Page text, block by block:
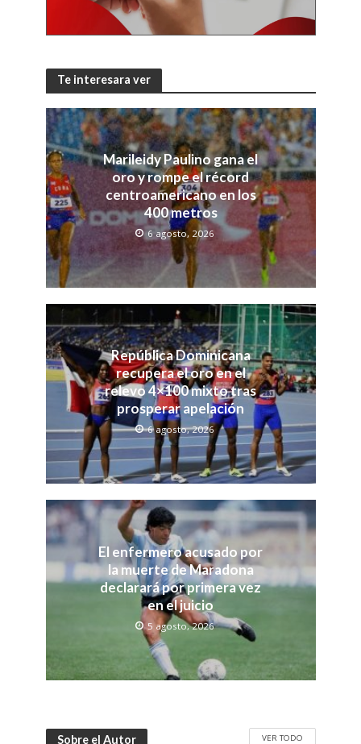
Te interesara ver
Marileidy Paulino gana el
oro y rompe el récord
centroamericano en los
400 metros
6 agosto, 2026
República Dominicana
recupera el oro en el
relevo 4×100 mixto tras
prosperar apelación
6 agosto, 2026
El enfermero acusado por
la muerte de Maradona
declarará por primera vez
en el juicio
5 agosto, 2026
Sobre el Autor VER TODO